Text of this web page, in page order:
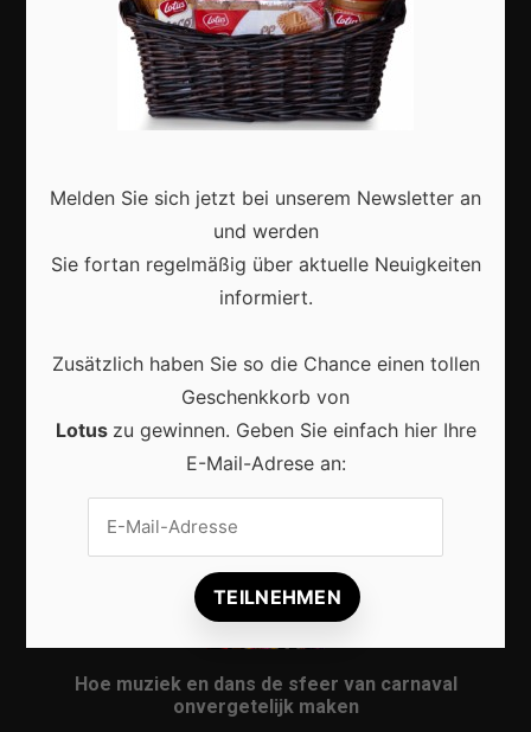
Karneval in Deutschland: Traditionen, Kostüme und
Vrijwilligers maken van carnaval een onvergetelijk
evenement
Hoe muziek en dans de sfeer van carnaval
onvergetelijk maken
Melden Sie sich jetzt bei unserem Newsletter an
und werden
Sie fortan regelmäßig über aktuelle Neuigkeiten
informiert.
Zusätzlich haben Sie so die Chance einen tollen
Geschenkkorb von
Lotus zu gewinnen. Geben Sie einfach hier Ihre
E-Mail-Adrese an: